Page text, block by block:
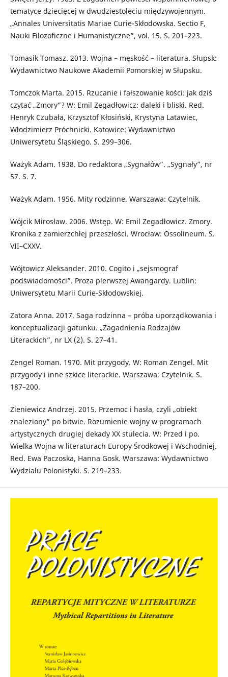
tematyce dziecięcej w dwudziestoleciu międzywojennym.
„Annales Universitatis Mariae Curie-Skłodowska. Sectio F,
Nauki Filozoficzne i Humanistyczne”, vol. 15. S. 201–223.
Tomasik Tomasz. 2013. Wojna – męskość – literatura. Słupsk:
Wydawnictwo Naukowe Akademii Pomorskiej w Słupsku.
Tomczok Marta. 2015. Rzucanie i fałszowanie kości: jak dziś
czytać „Zmory”? W: Emil Zegadłowicz: daleki i bliski. Red.
Henryk Czubała, Krzysztof Kłosiński, Krystyna Latawiec,
Włodzimierz Próchnicki. Katowice: Wydawnictwo
Uniwersytetu Śląskiego. S. 299–306.
Ważyk Adam. 1938. Do redaktora „Sygnałów”. „Sygnały”, nr
57. S. 7.
Ważyk Adam. 1956. Mity rodzinne. Warszawa: Czytelnik.
Wójcik Mirosław. 2006. Wstęp. W: Emil Zegadłowicz. Zmory.
Kronika z zamierzchłej przeszłości. Wrocław: Ossolineum. S.
VII–CXXV.
Wójtowicz Aleksander. 2010. Cogito i „sejsmograf
podświadomości”. Proza pierwszej Awangardy. Lublin:
Uniwersytetu Marii Curie-Skłodowskiej.
Zatora Anna. 2017. Saga rodzinna – próba uporządkowania i
konceptualizacji gatunku. „Zagadnienia Rodzajów
Literackich”, nr LX (2). S. 27–41.
Zengel Roman. 1970. Mit przygody. W: Roman Zengel. Mit
przygody i inne szkice literackie. Warszawa: Czytelnik. S.
187–200.
Zieniewicz Andrzej. 2015. Przemoc i hasła, czyli „obiekt
znaleziony” po bitwie. Rozumienie wojny w programach
artystycznych drugiej dekady XX stulecia. W: Przed i po.
Wielka Wojna w literaturach Europy Środkowej i Wschodniej.
Red. Ewa Paczoska, Hanna Gosk. Warszawa: Wydawnictwo
Wydziału Polonistyki. S. 219–233.